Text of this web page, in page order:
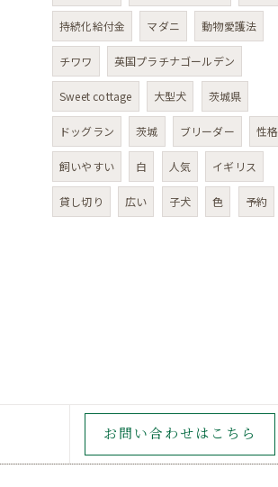
持続化給付金 マダニ 動物愛護法
チワワ 英国プラチナゴールデン
Sweet cottage 大型犬 茨城県
ドッグラン 茨城 ブリーダー 性格
飼いやすい 白 人気 イギリス
貸し切り 広い 子犬 色 予約
お問い合わせはこちら